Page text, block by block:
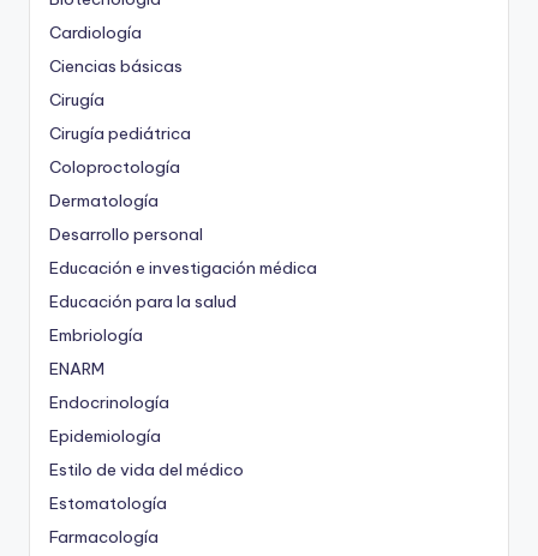
Cardiología
Ciencias básicas
Cirugía
Cirugía pediátrica
Coloproctología
Dermatología
Desarrollo personal
Educación e investigación médica
Educación para la salud
Embriología
ENARM
Endocrinología
Epidemiología
Estilo de vida del médico
Estomatología
Farmacología